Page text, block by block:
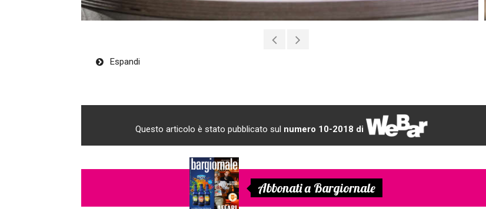
Espandi
cioccolatieri hanno affrontato diverse prove. Il primo giorno hanno dato sfoggio di creatività e
tecnica con una scultura artistica e una “travel cake” al cioccolato. Il secondo giorno è stata la
volta di uno snack, di una futuristica barretta di cioccolato (il tema filo conduttore era proprio il
si sono sbizzarriti con pasticceria fresca e con la scultura artistica sul tema “City of Tomorrow”.
«Un dipinto in 3D che raffigura una sofisticata interazione tra il movimento delle foglie della
natura e il silenzio dell’essere interiore della donna. Riflette a pieno la mia passione e il mio
Questo articolo è stato pubblicato sul numero 10-2018 di
Abbonati a Bargiornale